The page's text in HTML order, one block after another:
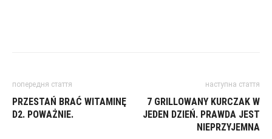
попередня стаття
PRZESTAŃ BRAĆ WITAMINĘ
D2. POWAŻNIE.
наступна стаття
7 GRILLOWANY KURCZAK W
JEDEN DZIEŃ. PRAWDA JEST
NIEPRZYJEMNA